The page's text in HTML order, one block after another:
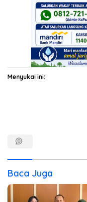
Menyukai ini:
Baca Juga